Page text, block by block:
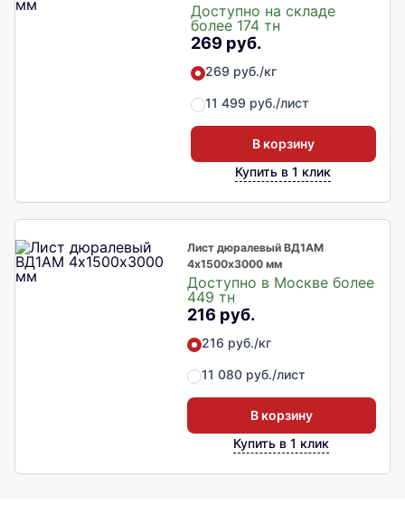
Доступно на складе
более 174 тн
269 руб.
269 руб./кг
11 499 руб./лист
В корзину
Купить в 1 клик
Лист дюралевый ВД1АМ
4х1500х3000 мм
Доступно в Москве более
449 тн
216 руб.
216 руб./кг
11 080 руб./лист
В корзину
Купить в 1 клик